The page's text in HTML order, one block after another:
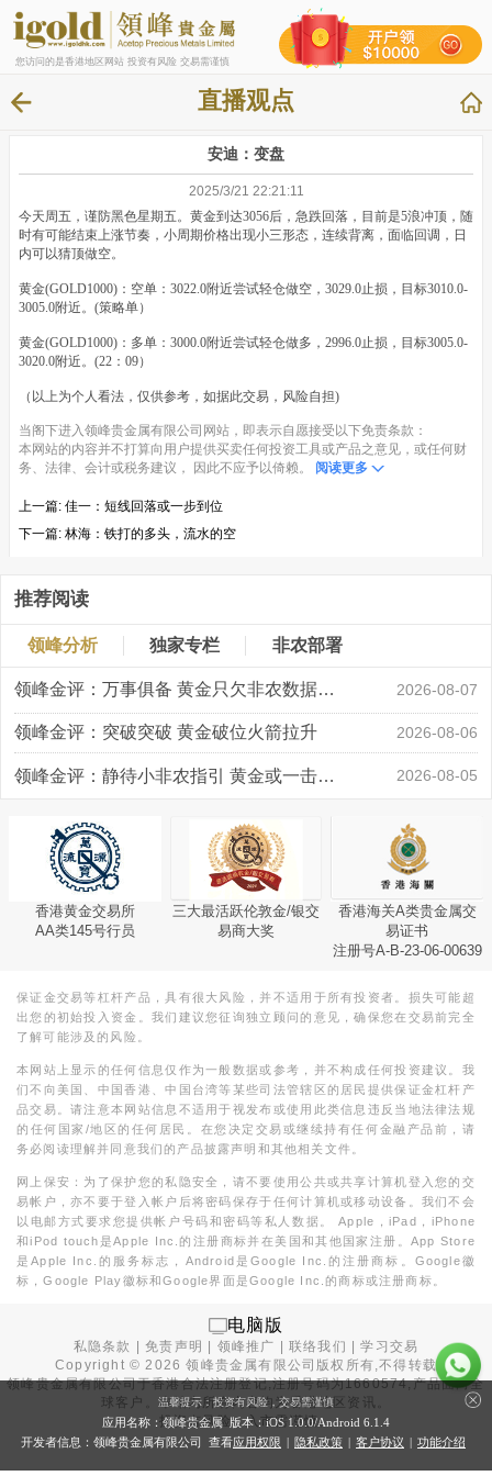
您访问的是香港地区网站 投资有风险 交易需谨慎
直播观点
安迪：变盘
2025/3/21 22:21:11
今天周五，谨防黑色星期五。黄金到达3056后，急跌回落，目前是5浪冲顶，随
时有可能结束上涨节奏，小周期价格出现小三形态，连续背离，面临回调，日
内可以猜顶做空。
黄金(GOLD1000)：空单：3022.0附近尝试轻仓做空，3029.0止损，目标3010.0-
3005.0附近。(策略单）
黄金(GOLD1000)：多单：3000.0附近尝试轻仓做多，2996.0止损，目标3005.0-
3020.0附近。(22：09）
（以上为个人看法，仅供参考，如据此交易，风险自担)
当阁下进入领峰贵金属有限公司网站，即表示自愿接受以下免责条款：
本网站的内容并不打算向用户提供买卖任何投资工具或产品之意见，或任何财
务、法律、会计或税务建议， 因此不应予以倚赖。
阅读更多
上一篇: 佳一：短线回落或一步到位
下一篇: 林海：铁打的多头，流水的空
推荐阅读
领峰分析 独家专栏 非农部署
领峰金评：万事俱备 黄金只欠非农数据“东风” 2026-08-07
领峰金评：突破突破 黄金破位火箭拉升 2026-08-06
领峰金评：静待小非农指引 黄金或一击破局 2026-08-05
香港黄金交易所
AA类145号行员
三大最活跃伦敦金/银交
易商大奖
香港海关A类贵金属交
易证书
注册号A-B-23-06-00639
保证金交易等杠杆产品，具有很大风险，并不适用于所有投资者。损失可能超
出您的初始投入资金。我们建议您征询独立顾问的意见，确保您在交易前完全
了解可能涉及的风险。
本网站上显示的任何信息仅作为一般数据或参考，并不构成任何投资建议。我
们不向美国、中国香港、中国台湾等某些司法管辖区的居民提供保证金杠杆产
品交易。请注意本网站信息不适用于视发布或使用此类信息违反当地法律法规
的任何国家/地区的任何居民。在您决定交易或继续持有任何金融产品前，请
务必阅读理解并同意我们的产品披露声明和其他相关文件。
网上保安：为了保护您的私隐安全，请不要使用公共或共享计算机登入您的交
易帐户，亦不要于登入帐户后将密码保存于任何计算机或移动设备。我们不会
以电邮方式要求您提供帐户号码和密码等私人数据。 Apple，iPad，iPhone
和iPod touch是Apple Inc.的注册商标并在美国和其他国家注册。App Store
是Apple Inc.的服务标志，Android是Google Inc.的注册商标。Google徽
标，Google Play徽标和Google界面是Google Inc.的商标或注册商标。
电脑版
私隐条款 |免责声明 领峰推广 |联络我们 |学习交易
Copyright ©2026 领峰贵金属有限公司版权所有,不得转载
领峰贵金属有限公司于香港合法注册登记,注册号码为1660574,产品面向全
球客户。本站内所有内容均为香港地区资讯。
投资有风险，入市需谨慎。
温馨提示：投资有风险，交易需谨慎
应用名称：领峰贵金属 版本：iOS 1.0.0/Android 6.1.4
开发者信息：领峰贵金属有限公司 查看应用权限 | 隐私政策 | 客户协议 | 功能介绍